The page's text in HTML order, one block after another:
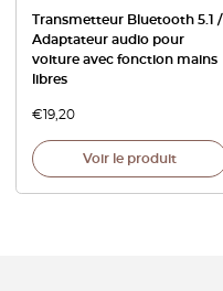
Transmetteur Bluetooth 5.1 /
Adaptateur audio pour
voiture avec fonction mains
libres
€19,20
Voir le produit